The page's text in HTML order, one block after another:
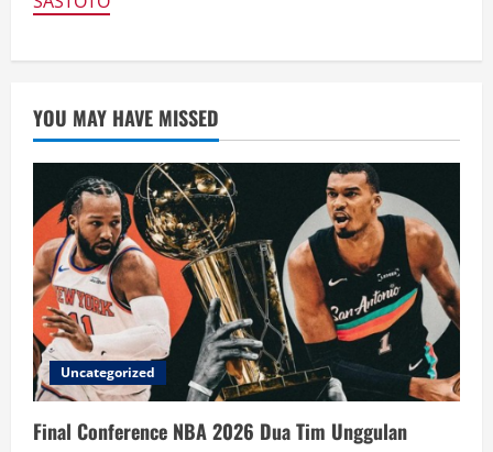
YOU MAY HAVE MISSED
Uncategorized
Final Conference NBA 2026 Dua Tim Unggulan